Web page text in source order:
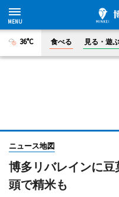
36°C 食べる 見る・遊ぶ
ニュース地図
博多リバレインに
頭で精米も